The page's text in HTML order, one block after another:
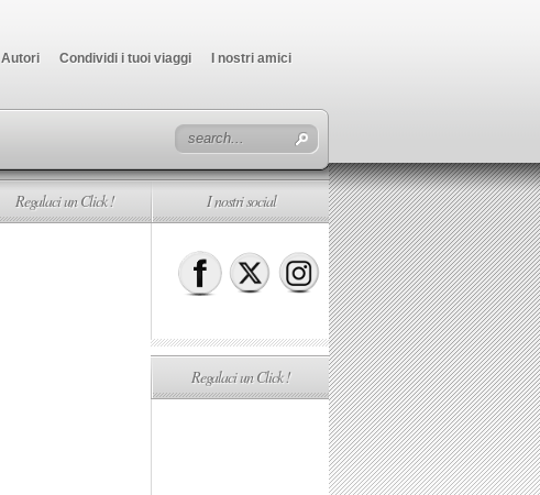
Autori Condividi i tuoi viaggi I nostri amici
Regalaci un Click ! I nostri social
Regalaci un Click !